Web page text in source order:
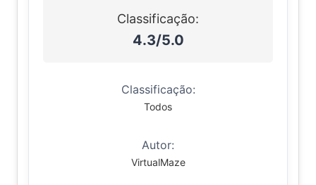
Classificação:
4.3/5.0
Classificação:
Todos
Autor:
VirtualMaze